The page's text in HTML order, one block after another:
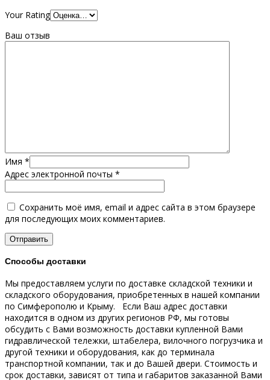
Your Rating
Ваш отзыв
Имя *
Адрес электронной почты *
Сохранить моё имя, email и адрес сайта в этом браузере
для последующих моих комментариев.
Способы доставки
Мы предоставляем услуги по доставке складской техники и
складского оборудования, приобретенных в нашей компании
по Симферополю и Крыму.
Если Ваш адрес доставки
находится в одном из других регионов РФ, мы готовы
обсудить с Вами возможность доставки купленной Вами
гидравлической тележки, штабелера, вилочного погрузчика и
другой техники и оборудования, как до терминала
транспортной компании, так и до Вашей двери. Стоимость и
срок доставки, зависят от типа и габаритов заказанной Вами